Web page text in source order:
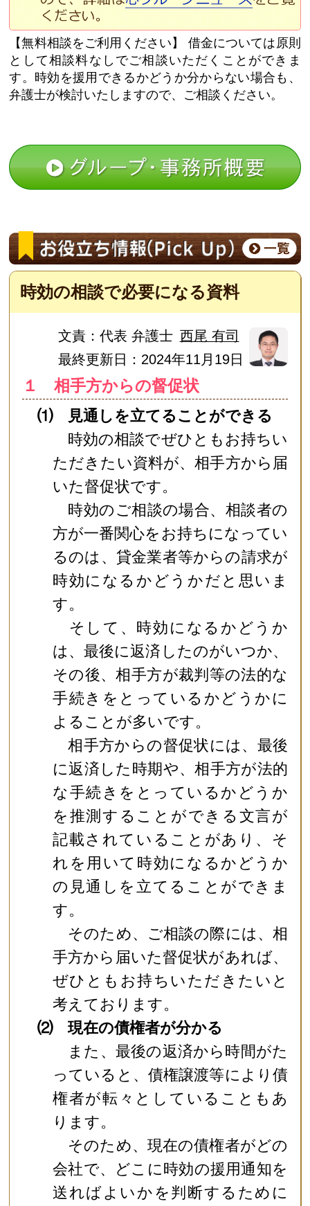
【無料相談をご利用ください】
借金については原則
として相談料なしでご相談いただくことができま
す。時効を援用できるかどうか分からない場合も、
弁護士が検討いたしますので、ご相談ください。
時効の相談で必要になる資料
文責： 代表 弁護士 西尾 有司
最終更新日：2024年11月19日
１ 相手方からの督促状
⑴ 見通しを立てることができる
時効の相談でぜひともお持ちい
ただきたい資料が、相手方から届
いた督促状です。
時効のご相談の場合、相談者の
方が一番関心をお持ちになってい
るのは、貸金業者等からの請求が
時効になるかどうかだと思いま
す。
そして、時効になるかどうか
は、最後に返済したのがいつか、
その後、相手方が裁判等の法的な
手続きをとっているかどうかに
よることが多いです。
相手方からの督促状には、最後
に返済した時期や、相手方が法的
な手続きをとっているかどうか
を推測することができる文言が
記載されていることがあり、そ
れを用いて時効になるかどうか
の見通しを立てることができま
す。
そのため、ご相談の際には、相
手方から届いた督促状があれば、
ぜひともお持ちいただきたいと
考えております。
⑵ 現在の債権者が分かる
また、最後の返済から時間がた
っていると、債権譲渡等により債
権者が転々としていることもあ
ります。
そのため、現在の債権者がどの
会社で、どこに時効の援用通知を
送ればよいかを判断するために